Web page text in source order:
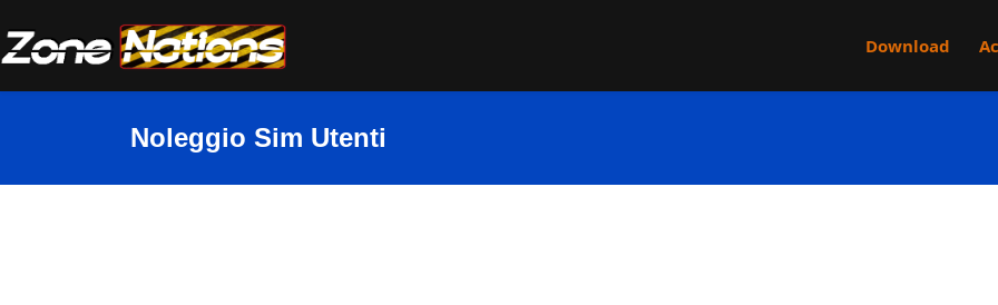
Download
Noleggio Sim Utenti